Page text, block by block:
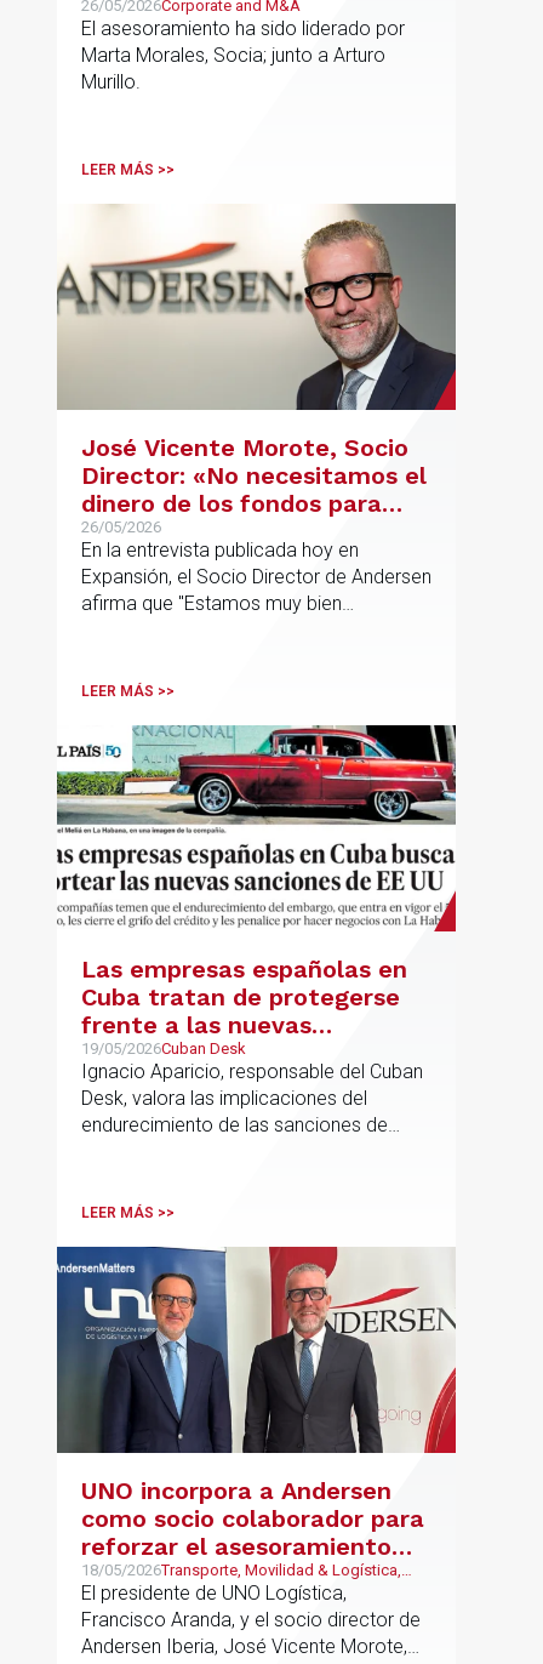
del capital a un grupo de
inversores
26/05/2026Corporate and M&A
El asesoramiento ha sido liderado por
Marta Morales, Socia; junto a Arturo
Murillo.
LEER MÁS >>
José Vicente Morote, Socio
Director: «No necesitamos el
dinero de los fondos para
desarrollar nuestro
proyecto»
26/05/2026
En la entrevista publicada hoy en
Expansión, el Socio Director de Andersen
afirma que "Estamos muy bien
tenemos y ese es el modelo que vamos
LEER MÁS >>
Las empresas españolas en
Cuba tratan de protegerse
frente a las nuevas
sanciones millonarias que
prepara Estados Unidos
19/05/2026Cuban Desk
Ignacio Aparicio, responsable del Cuban
Desk, valora las implicaciones del
endurecimiento de las sanciones de
LEER MÁS >>
UNO incorpora a Andersen
como socio colaborador para
reforzar el asesoramiento
jurídico y fiscal del sector
logístico
18/05/2026Transporte, Movilidad & Logística,
Laboral, Fiscal, Público y Regulatorio
El presidente de UNO Logística,
Francisco Aranda, y el socio director de
Andersen Iberia, José Vicente Morote,